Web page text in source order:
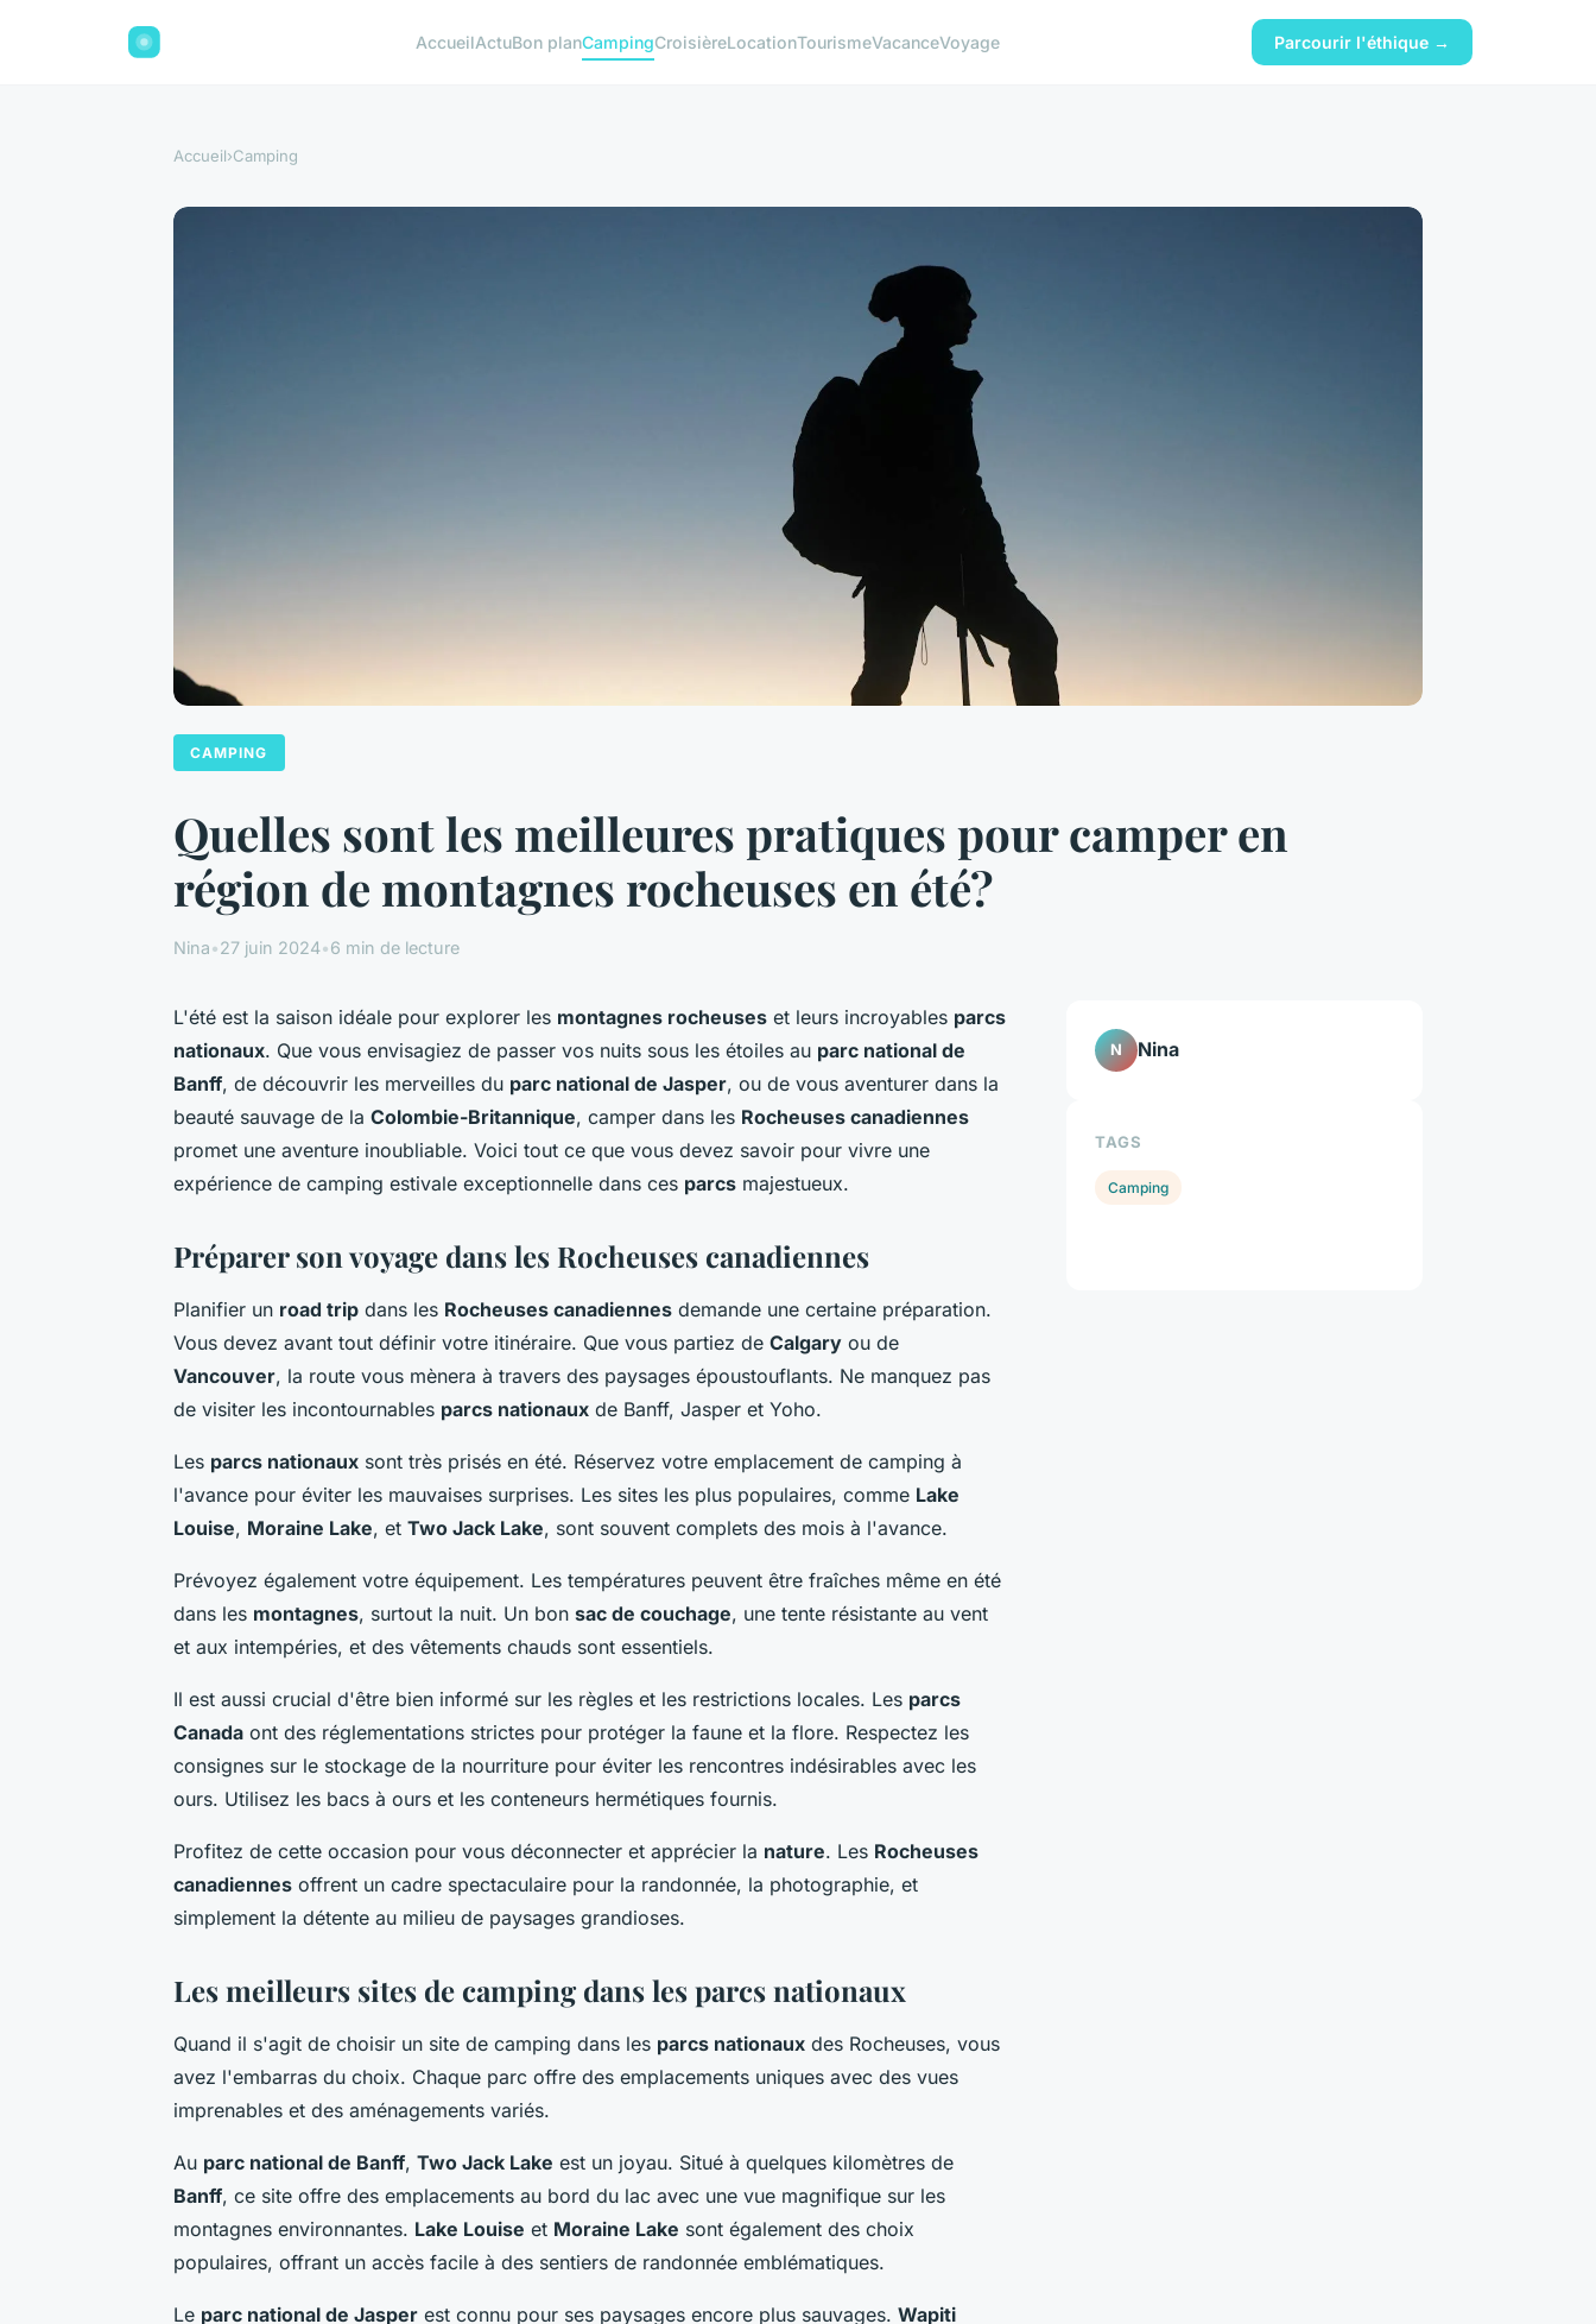
AccueilActuBon planCampingCroisièreLocationTourismeVacanceVoyage Parcourir l'éthique →
Accueil›Camping
CAMPING
Quelles sont les meilleures pratiques pour camper en
région de montagnes rocheuses en été?
Nina•27 juin 2024•6 min de lecture
L'été est la saison idéale pour explorer les montagnes rocheuses et leurs incroyables parcs
nationaux. Que vous envisagiez de passer vos nuits sous les étoiles au parc national de
Banff, de découvrir les merveilles du parc national de Jasper, ou de vous aventurer dans la
beauté sauvage de la Colombie-Britannique, camper dans les Rocheuses canadiennes
promet une aventure inoubliable. Voici tout ce que vous devez savoir pour vivre une
expérience de camping estivale exceptionnelle dans ces parcs majestueux.
Préparer son voyage dans les Rocheuses canadiennes
Planifier un road trip dans les Rocheuses canadiennes demande une certaine préparation.
Vous devez avant tout définir votre itinéraire. Que vous partiez de Calgary ou de
Vancouver, la route vous mènera à travers des paysages époustouflants. Ne manquez pas
de visiter les incontournables parcs nationaux de Banff, Jasper et Yoho.
Les parcs nationaux sont très prisés en été. Réservez votre emplacement de camping à
l'avance pour éviter les mauvaises surprises. Les sites les plus populaires, comme Lake
Louise, Moraine Lake, et Two Jack Lake, sont souvent complets des mois à l'avance.
Prévoyez également votre équipement. Les températures peuvent être fraîches même en été
dans les montagnes, surtout la nuit. Un bon sac de couchage, une tente résistante au vent
et aux intempéries, et des vêtements chauds sont essentiels.
Il est aussi crucial d'être bien informé sur les règles et les restrictions locales. Les parcs
Canada ont des réglementations strictes pour protéger la faune et la flore. Respectez les
consignes sur le stockage de la nourriture pour éviter les rencontres indésirables avec les
ours. Utilisez les bacs à ours et les conteneurs hermétiques fournis.
Profitez de cette occasion pour vous déconnecter et apprécier la nature. Les Rocheuses
canadiennes offrent un cadre spectaculaire pour la randonnée, la photographie, et
simplement la détente au milieu de paysages grandioses.
Les meilleurs sites de camping dans les parcs nationaux
Quand il s'agit de choisir un site de camping dans les parcs nationaux des Rocheuses, vous
avez l'embarras du choix. Chaque parc offre des emplacements uniques avec des vues
imprenables et des aménagements variés.
Au parc national de Banff, Two Jack Lake est un joyau. Situé à quelques kilomètres de
Banff, ce site offre des emplacements au bord du lac avec une vue magnifique sur les
montagnes environnantes. Lake Louise et Moraine Lake sont également des choix
populaires, offrant un accès facile à des sentiers de randonnée emblématiques.
Le parc national de Jasper est connu pour ses paysages encore plus sauvages. Wapiti
N Nina
TAGS
Camping